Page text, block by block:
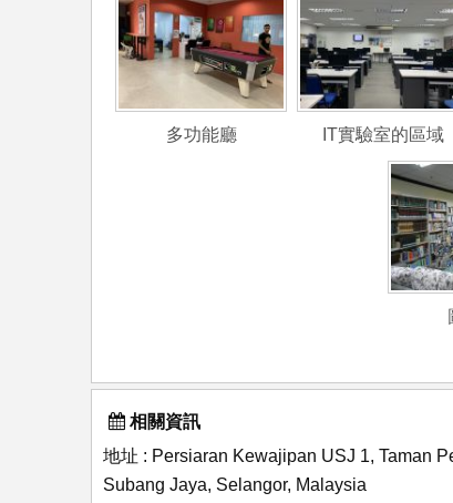
多功能廳 IT實驗室的區域
相關資訊
地址 : Persiaran Kewajipan USJ 1, Taman
Subang Jaya, Selangor, Malaysia